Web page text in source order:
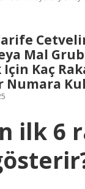
Mal
Kaç
Numara
ilk 6